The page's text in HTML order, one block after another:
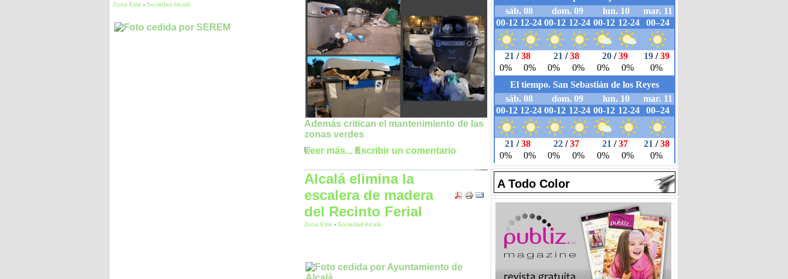
Zona Este - Sociedad Alcalá
Además critican el mantenimiento de las
zonas verdes
Leer más... Escribir un comentario
Alcalá elimina la
escalera de madera
del Recinto Ferial
Zona Este - Sociedad Alcalá
A Todo Color